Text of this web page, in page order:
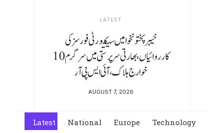
LATEST
بلاول بھٹو کی ’الٹی گنتی‘ کے بیان کے بعد پیپلز
پارٹی اور ن لیگ کے تعلقات میں کیا تبدیلی
آئی؟
AUGUST 7, 2026
Latest National Europe
Technology